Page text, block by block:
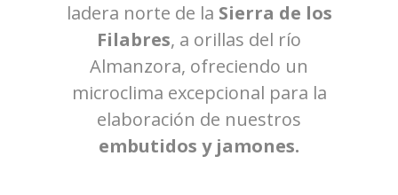
ladera norte de la Sierra de los
Filabres, a orillas del río
Almanzora, ofreciendo un
microclima excepcional para la
elaboración de nuestros
embutidos y jamones.